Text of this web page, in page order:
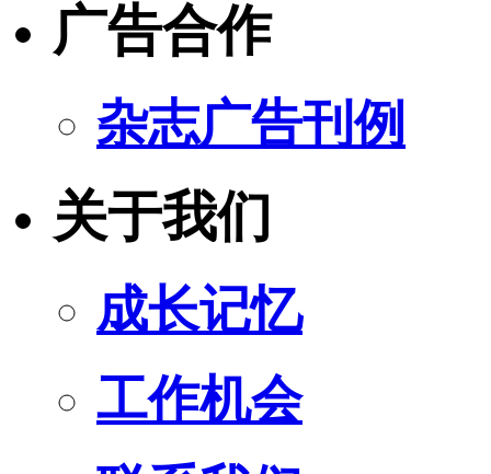
广告合作
杂志广告刊例
关于我们
成长记忆
工作机会